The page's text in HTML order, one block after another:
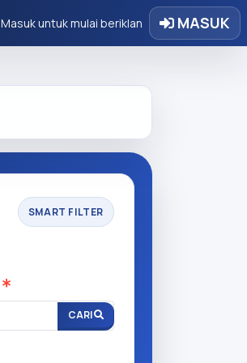
Masuk untuk mulai beriklan MASUK
SMART FILTER
CARI